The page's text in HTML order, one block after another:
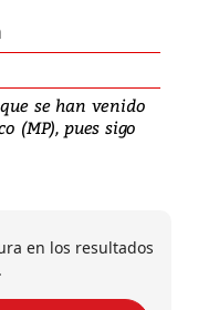
se han venido
(MP), pues sigo
en los resultados